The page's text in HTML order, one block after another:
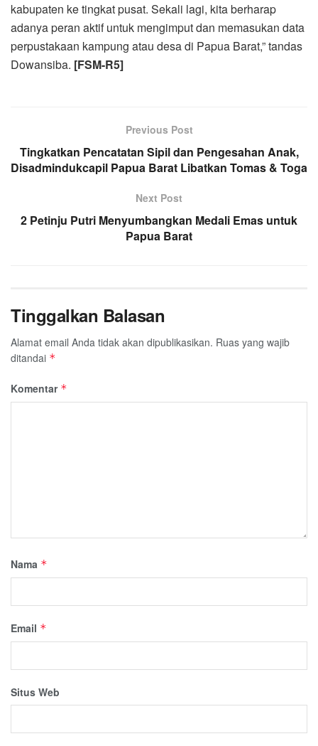
kabupaten ke tingkat pusat. Sekali lagi, kita berharap
adanya peran aktif untuk mengimput dan memasukan data
perpustakaan kampung atau desa di Papua Barat,” tandas
Dowansiba. [FSM-R5]
Previous Post
Tingkatkan Pencatatan Sipil dan Pengesahan Anak,
Disadmindukcapil Papua Barat Libatkan Tomas & Toga
Next Post
2 Petinju Putri Menyumbangkan Medali Emas untuk
Papua Barat
Tinggalkan Balasan
Alamat email Anda tidak akan dipublikasikan. Ruas yang wajib
ditandai *
Komentar *
Nama *
Email *
Situs Web